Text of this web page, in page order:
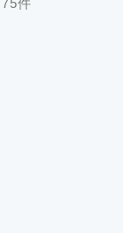
75件